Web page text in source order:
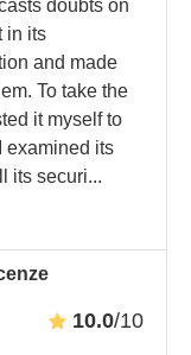
doubts on
in its
and made
To take the
it myself to
examined its
its securi...
10.0/10